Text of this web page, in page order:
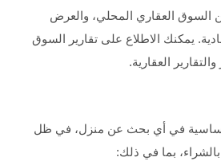
العقاري المحلي، والعرض
يمكنك الاطلاع على تقارير السوق
العقارية.
أساسية في أي بحث عن منزل، في ظل
بما في ذلك: